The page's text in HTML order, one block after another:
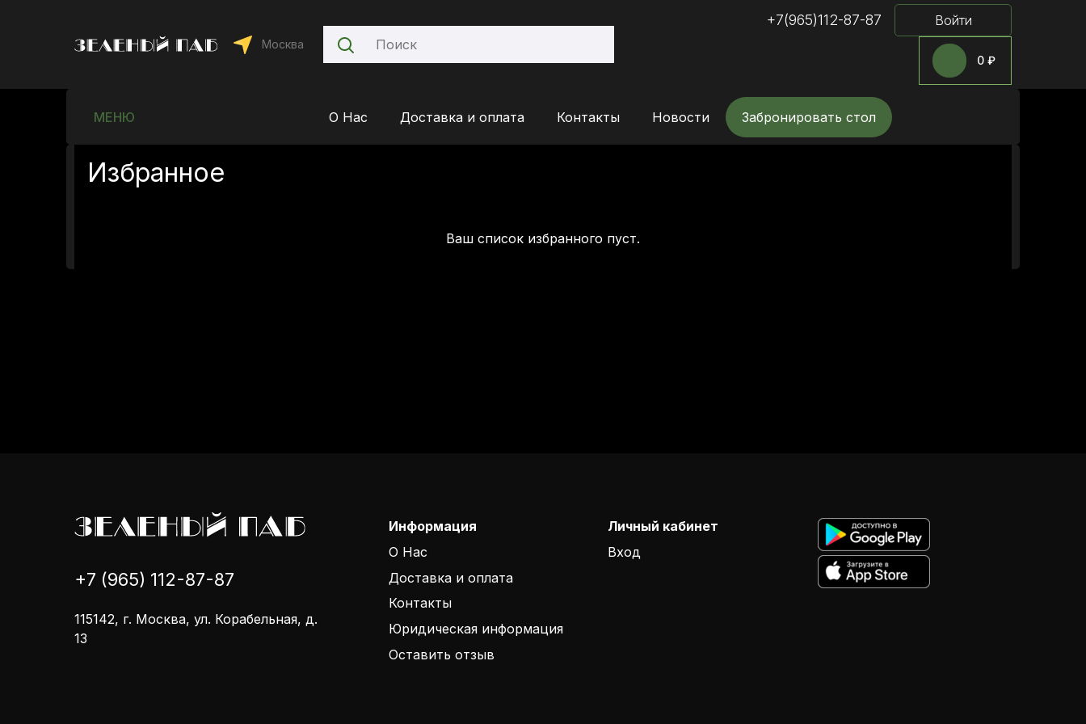
Москва
+7(965)112-87-87 Войти
0 ₽
МЕНЮ О Нас Доставка и оплата Контакты Новости Забронировать стол
Избранное
Ваш список избранного пуст.
+7 (965) 112-87-87
115142, г. Москва, ул. Корабельная, д.
13
Информация
О Нас
Доставка и оплата
Контакты
Юридическая информация
Оставить отзыв
Личный кабинет
Вход